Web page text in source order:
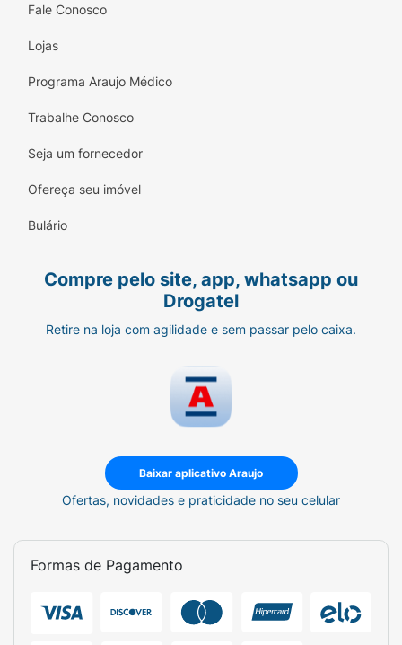
Fale Conosco
Lojas
Programa Araujo Médico
Trabalhe Conosco
Seja um fornecedor
Ofereça seu imóvel
Bulário
Compre pelo site, app, whatsapp ou
Drogatel
Retire na loja com agilidade e sem passar pelo caixa.
Baixar aplicativo Araujo
Ofertas, novidades e praticidade no seu celular
Formas de Pagamento